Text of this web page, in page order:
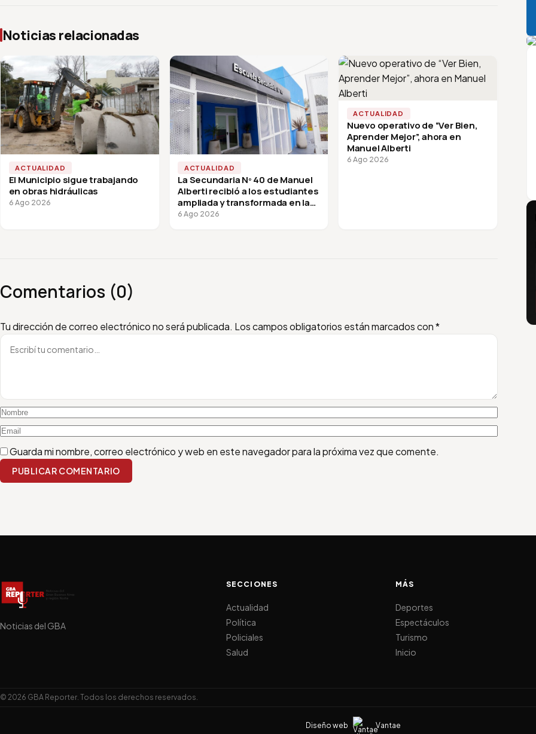
Noticias relacionadas
ACTUALIDAD
El Municipio sigue trabajando
en obras hidráulicas
6 Ago 2026
ACTUALIDAD
La Secundaria Nº 40 de Manuel
Alberti recibió a los estudiantes
ampliada y transformada en la
vuelta a clases
6 Ago 2026
ACTUALIDAD
Nuevo operativo de “Ver Bien,
Aprender Mejor”, ahora en
Manuel Alberti
6 Ago 2026
Comentarios (0)
Tu dirección de correo electrónico no será publicada. Los campos obligatorios están marcados con*
Escribí tu comentario
Nombre
Email
Guarda mi nombre, correo electrónico y web en este navegador para la próxima vez que comente.
PUBLICAR COMENTARIO
Noticias del GBA
SECCIONES
Actualidad
Política
Policiales
Salud
MÁS
Deportes
Espectáculos
Turismo
Inicio
© 2026 GBA Reporter. Todos los derechos reservados.
Diseño web Vantae